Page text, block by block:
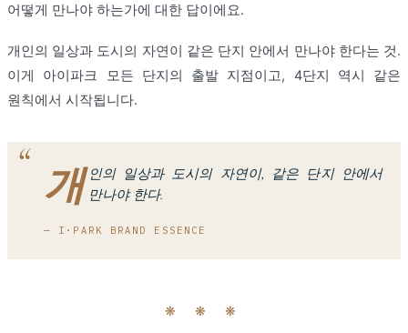
어떻게 만나야 하는가에 대한 답이에요.
개인의 일상과 도시의 자연이 같은 단지 안에서 만나야 한다는 것.
이게 아이파크 모든 단지의 출발 지점이고, 4단지 역시 같은
원칙에서 시작됩니다.
개 인의 일상과 도시의 자연이, 같은 단지 안에서
만나야 한다.
— I·PARK BRAND ESSENCE
❋ ❋ ❋